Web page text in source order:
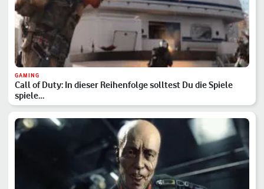
GAMING
Call of Duty: In dieser Reihenfolge solltest Du die Spiele
spiele…